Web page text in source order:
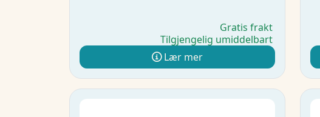
Gratis frakt
Tilgjengelig umiddelbart
Lær mer